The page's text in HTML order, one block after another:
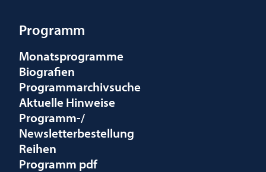
Programm
Monatsprogramme
Biografien
Programmarchivsuche
Aktuelle Hinweise
Programm-/
Newsletterbestellung
Reihen
Programm pdf